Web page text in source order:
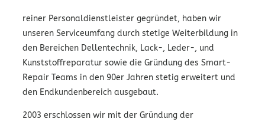
reiner Personaldienstleister gegründet, haben wir
unseren Serviceumfang durch stetige Weiterbildung in
den Bereichen Dellentechnik, Lack-, Leder-, und
Kunststoffreparatur sowie die Gründung des Smart-
Repair Teams in den 90er Jahren stetig erweitert und
den Endkundenbereich ausgebaut.
2003 erschlossen wir mit der Gründung der